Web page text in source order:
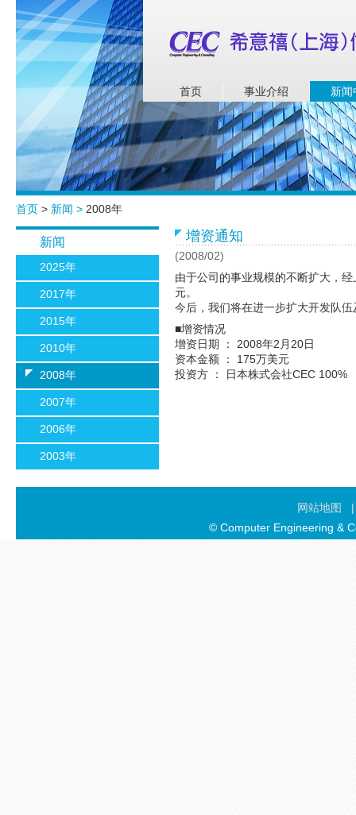
首页 事业介绍 新闻
首页 > 新闻 > 2008年
新闻
2025年
2017年
2015年
2010年
2008年
2007年
2006年
2003年
增资通知
(2008/02)
由于公司的事业规模的不断扩大，
元。
今后，我们将在进一步扩大开发队
■增资情况
增资日期 ： 2008年2月20日
资本金额 ： 175万美元
投资方 ： 日本株式会社CEC 100%
网站地图
© Computer Engineering &